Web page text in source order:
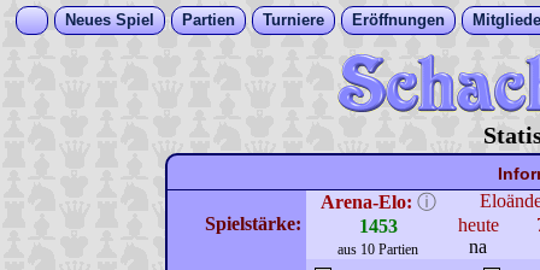
Neues Spiel Partien Turniere Eröffnungen
Spielstärke:
Arena-Elo: ⓘ
1453
aus 10 Partien
heute
na